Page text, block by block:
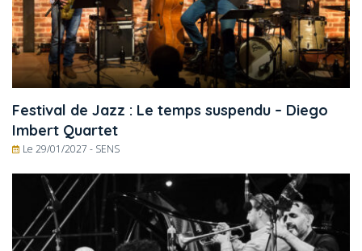
Festival de Jazz : Le temps suspendu – Diego
Imbert Quartet
Le 29/01/2027 - SENS